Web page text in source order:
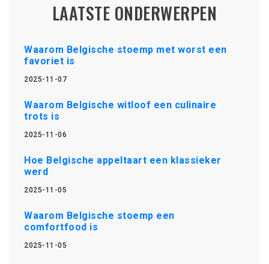
LAATSTE ONDERWERPEN
Waarom Belgische stoemp met worst een
favoriet is
2025-11-07
Waarom Belgische witloof een culinaire
trots is
2025-11-06
Hoe Belgische appeltaart een klassieker
werd
2025-11-05
Waarom Belgische stoemp een
comfortfood is
2025-11-05